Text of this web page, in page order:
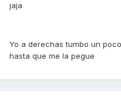
jaja
Yo a derechas tumbo un
hasta que me la pegue